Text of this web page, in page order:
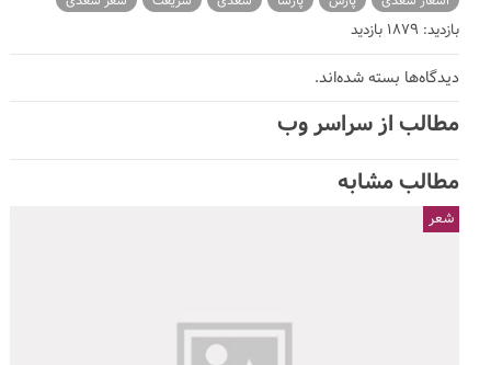
بازدید: 1879 بازدید
دیدگاه‌ها بسته شده‌اند.
مطالب از سراسر وب
مطالب مشابه
شعر